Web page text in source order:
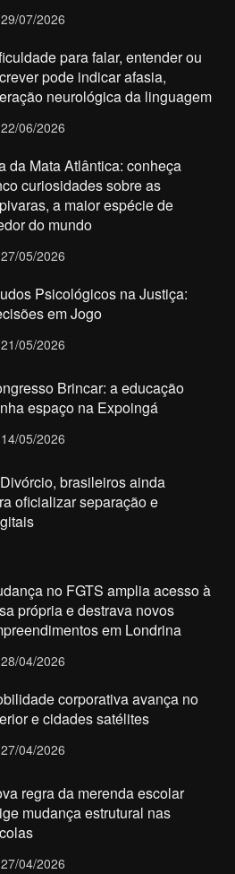
29/07/2026
para falar, entender ou
pode indicar afasia,
neurológica da linguagem
22/06/2026
da Mata Atlântica: conheça
curiosidades sobre as
a maior espécie de
do mundo
27/05/2026
Psicológicos na Justiça:
em Jogo
21/05/2026
Brincar: a educação
espaço na Expoingá
14/05/2026
brasileiros ainda
oficializar separação e
no FGTS amplia acesso à
própria e destrava novos
em Londrina
28/04/2026
corporativa avança no
e cidades satélites
27/04/2026
regra da merenda escolar
mudança estrutural nas
27/04/2026